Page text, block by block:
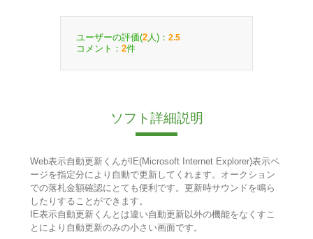
ユーザーの評価(2 人)： 2.5
コメント： 2件
ソフト詳細説明
Web表示自動更新くんがIE(Microsoft Internet Explorer)表示ペ
ージを指定分により自動で更新してくれます。オークション
での落札金額確認にとても便利です。更新時サウンドを鳴ら
したりすることができます。
IE表示自動更新くんとは違い自動更新以外の機能をなくすこ
とにより自動更新のみの小さい画面です。